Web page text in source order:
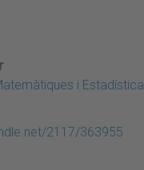
i Estadística
2117/363955